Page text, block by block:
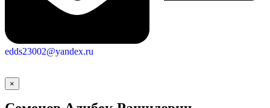
edds23002@yandex.ru
×